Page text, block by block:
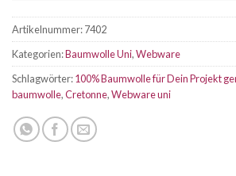
Artikelnummer:7402
Kategorien:Baumwolle Uni,Webware
Schlagwörter:100% Baumwolle für Dein Projekt
baumwolle,Cretonne,Webware uni